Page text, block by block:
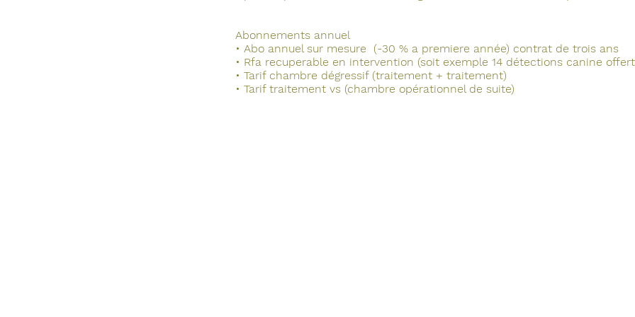
Abonnements annuel
• Abo annuel sur mesure (-30 % a premiere année) contrat de trois ans
• Rfa recuperable en intervention (soit exemple 14 détections canine
• Tarif chambre dégressif (traitement + traitement)
• Tarif traitement vs (chambre opérationnel de suite)